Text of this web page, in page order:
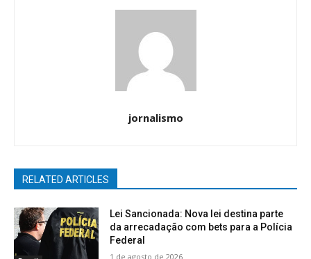
jornalismo
RELATED ARTICLES
Lei Sancionada: Nova lei destina parte
da arrecadação com bets para a Polícia
Federal
1 de agosto de 2026